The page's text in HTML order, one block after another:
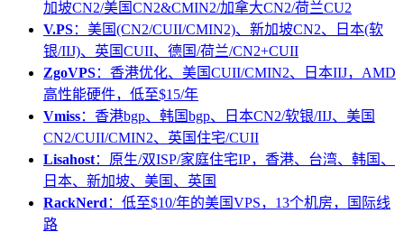
加坡CN2/美国CN2&CMIN2/加拿大CN2/荷兰CU2
V.PS：美国(CN2/CUII/CMIN2)、新加坡CN2、日本(软
银/IIJ)、英国CUII、德国/荷兰/CN2+CUII
ZgoVPS：香港优化、美国CUII/CMIN2、日本IIJ，AMD
高性能硬件，低至$15/年
Vmiss：香港bgp、韩国bgp、日本CN2/软银/IIJ、美国
CN2/CUII/CMIN2、英国住宅/CUII
Lisahost：原生/双ISP/家庭住宅IP，香港、台湾、韩国、
日本、新加坡、美国、英国
RackNerd ：低至$10/年的美国VPS，13个机房，国际线
路